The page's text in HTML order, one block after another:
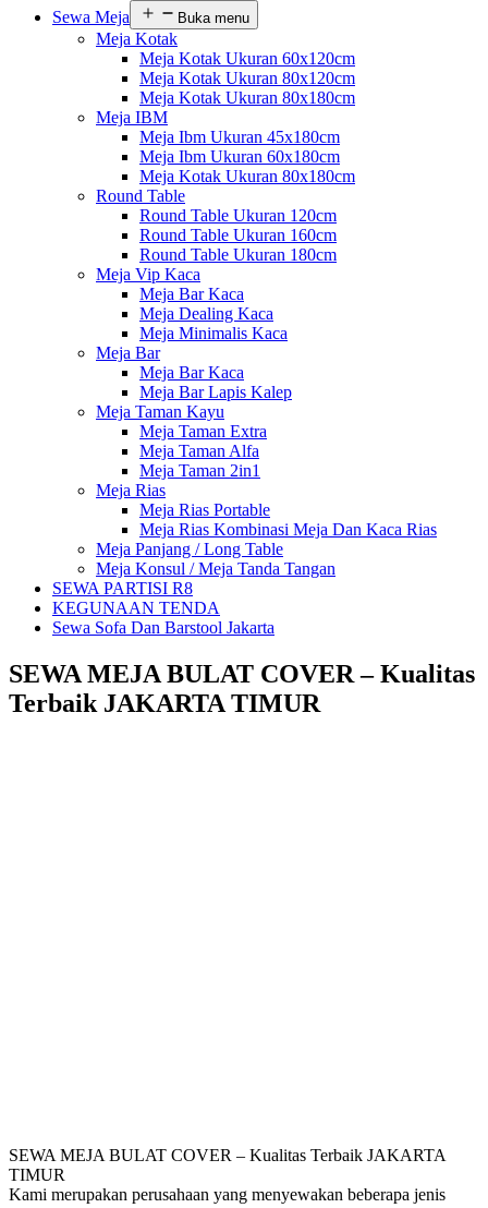
Sewa Meja
Buka menu
Meja Kotak
Meja Kotak Ukuran 60x120cm
Meja Kotak Ukuran 80x120cm
Meja Kotak Ukuran 80x180cm
Meja IBM
Meja Ibm Ukuran 45x180cm
Meja Ibm Ukuran 60x180cm
Meja Kotak Ukuran 80x180cm
Round Table
Round Table Ukuran 120cm
Round Table Ukuran 160cm
Round Table Ukuran 180cm
Meja Vip Kaca
Meja Bar Kaca
Meja Dealing Kaca
Meja Minimalis Kaca
Meja Bar
Meja Bar Kaca
Meja Bar Lapis Kalep
Meja Taman Kayu
Meja Taman Extra
Meja Taman Alfa
Meja Taman 2in1
Meja Rias
Meja Rias Portable
Meja Rias Kombinasi Meja Dan Kaca Rias
Meja Panjang / Long Table
Meja Konsul / Meja Tanda Tangan
SEWA PARTISI R8
KEGUNAAN TENDA
Sewa Sofa Dan Barstool Jakarta
SEWA MEJA BULAT COVER – Kualitas
Terbaik JAKARTA TIMUR
SEWA MEJA BULAT COVER – Kualitas Terbaik JAKARTA
TIMUR
Kami merupakan perusahaan yang menyewakan beberapa jenis